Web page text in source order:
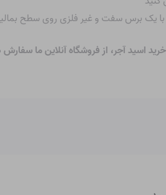
یک برس سفت و غیر فلزی روی سطح
خرید اسید آجر، از فروشگاه آنلاین ما